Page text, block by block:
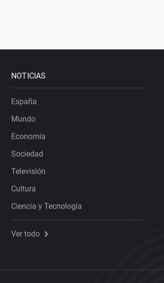
NOTICIAS
España
Mundo
Economía
Sociedad
Televisión
Cultura
Ciencia y Tecnología
Ver todo